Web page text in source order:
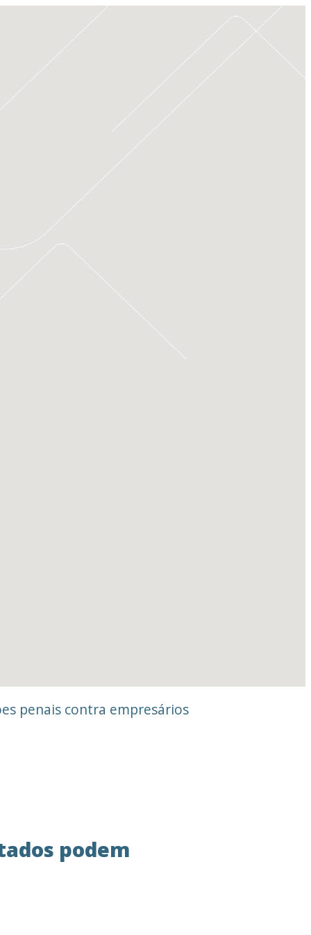
penais contra empresários
podem